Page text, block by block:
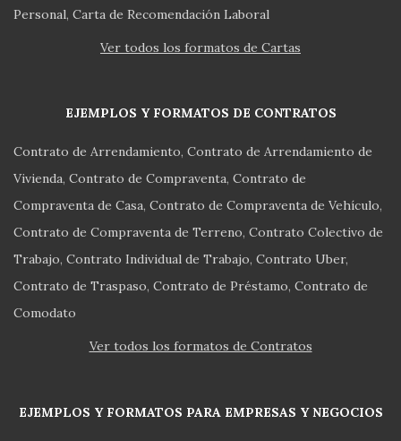
Personal Carta de Recomendación Laboral
Ver todos los formatos de Cartas
EJEMPLOS Y FORMATOS DE CONTRATOS
Contrato de Arrendamiento Contrato de Arrendamiento de
Vivienda Contrato de Compraventa Contrato de
Compraventa de Casa Contrato de Compraventa de Vehículo
Contrato de Compraventa de Terreno Contrato Colectivo de
Trabajo Contrato Individual de Trabajo Contrato Uber
Contrato de Traspaso Contrato de Préstamo Contrato de
Comodato
Ver todos los formatos de Contratos
EJEMPLOS Y FORMATOS PARA EMPRESAS Y NEGOCIOS